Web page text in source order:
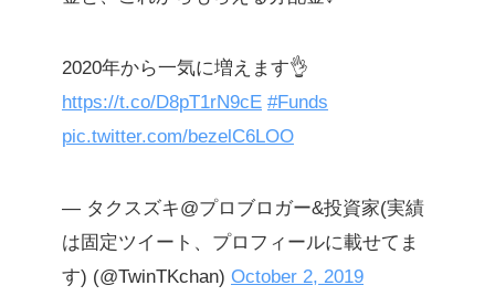
2020年から一気に増えます👌
https://t.co/D8pT1rN9cE #Funds
pic.twitter.com/bezelC6LOO
— タクスズキ@プロブロガー&投資家(実績
は固定ツイート、プロフィールに載せてま
す) (@TwinTKchan) October 2, 2019